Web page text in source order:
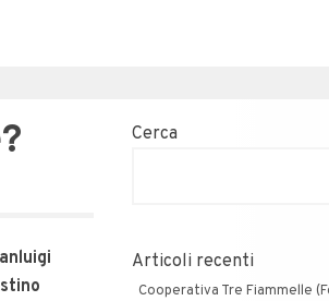
Cerca
Articoli recenti
Cooperativa Tre Fiammelle